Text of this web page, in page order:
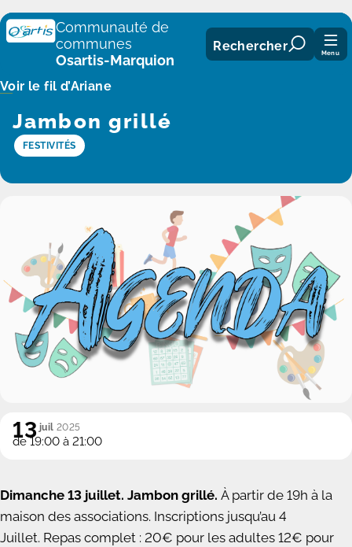
Panneau de gestion des cookies
Communauté de
communes
Osartis-Marquion
Rechercher Menu
Voir le fil d’Ariane
Jambon grillé
FESTIVITÉS
13juil 2025
de 19:00 à 21:00
Dimanche 13 juillet. Jambon grillé. À partir de 19h à la
maison des associations. Inscriptions jusqu’au 4
Juillet. Repas complet : 20€ pour les adultes 12€ pour